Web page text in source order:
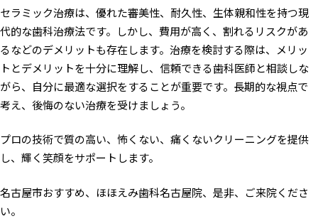
セラミック治療は、優れた審美性、耐久性、生体親和性を持つ現
代的な歯科治療法です。しかし、費用が高く、割れるリスクがあ
るなどのデメリットも存在します。治療を検討する際は、メリッ
トとデメリットを十分に理解し、信頼できる歯科医師と相談しな
がら、自分に最適な選択をすることが重要です。長期的な視点で
考え、後悔のない治療を受けましょう。
プロの技術で質の高い、怖くない、痛くないクリーニングを提供
し、輝く笑顔をサポートします。
名古屋市おすすめ、ほほえみ歯科名古屋院、是非、ご来院くださ
い。